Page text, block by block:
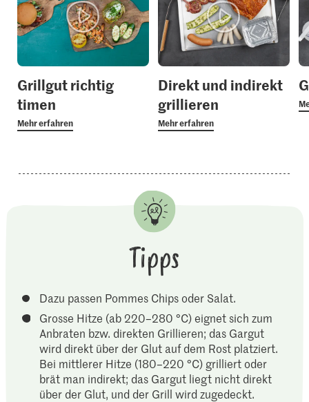
Grillgut richtig
timen
Mehr erfahren
Direkt und indirekt
grillieren
Mehr erfahren
Tipps
Dazu passen Pommes Chips oder Salat.
Grosse Hitze (ab 220–280 °C) eignet sich zum
Anbraten bzw. direkten Grillieren; das Gargut
wird direkt über der Glut auf dem Rost platziert.
Bei mittlerer Hitze (180–220 °C) grilliert oder
brät man indirekt; das Gargut liegt nicht direkt
über der Glut, und der Grill wird zugedeckt.